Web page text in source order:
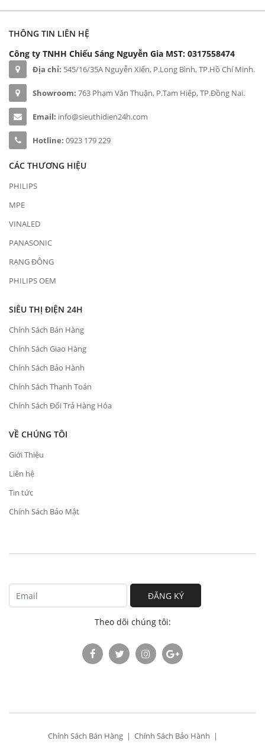
THÔNG TIN LIÊN HỆ
Công ty TNHH Chiếu Sáng Nguyễn Gia MST: 0317558474
Địa chỉ: 545/16/35A Nguyễn Xiển, P.Long Bình, TP.Hồ Chí Minh.
Showroom: 763 Phạm Văn Thuận, P.Tam Hiệp, TP.Đồng Nai.
Email: info@sieuthidien24h.com
Hotline: 0923 179 229
CÁC THƯƠNG HIỆU
PHILIPS
MPE
VINALED
PANASONIC
RẠNG ĐÔNG
PHILIPS OEM
SIÊU THỊ ĐIỆN 24H
Chính Sách Bán Hàng
Chính Sách Giao Hàng
Chính Sách Bảo Hành
Chính Sách Thanh Toán
Chính Sách Đổi Trả Hàng Hóa
VỀ CHÚNG TÔI
Giới Thiệu
Liên hệ
Tin tức
Chính Sách Bảo Mật
ĐĂNG KÝ
Theo dõi chúng tôi:
Chính Sách Bán Hàng Chính Sách Bảo Hành